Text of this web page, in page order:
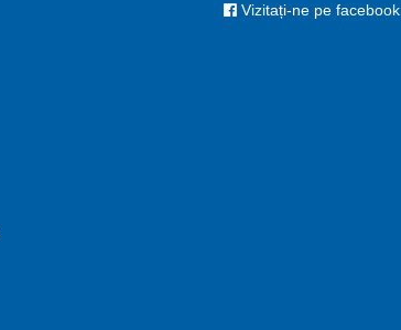
Vizitați-ne pe facebook